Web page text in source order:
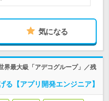
気になる
界最大級「アデコグループ」／残
【アプリ開発エンジニア】